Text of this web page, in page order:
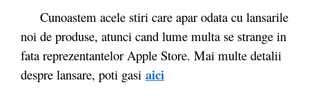
Cunoastem acele stiri care apar odata cu lansarile
noi de produse, atunci cand lume multa se strange in
fata reprezentantelor Apple Store. Mai multe detalii
despre lansare, poti gasi aici